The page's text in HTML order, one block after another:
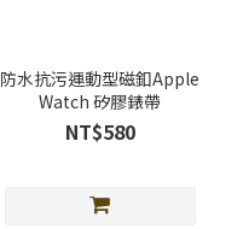
防水抗污運動型磁釦Apple
Watch 矽膠錶帶
NT$580